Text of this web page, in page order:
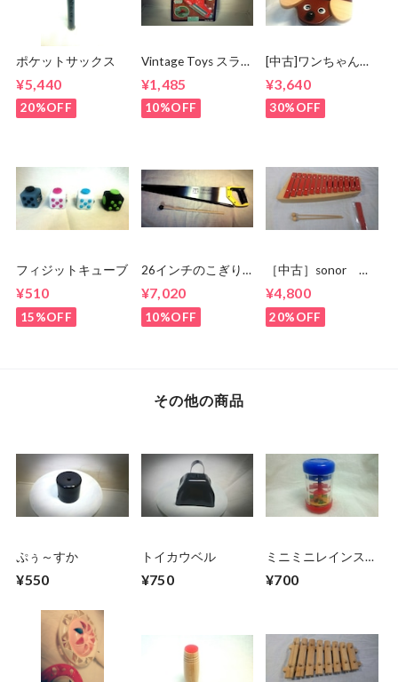
ポケットサックス
¥5,440
20%OFF
Vintage Toys スライ
¥1,485
10%OFF
[中古]ワンちゃんシ
¥3,640
30%OFF
フィジットキューブ
¥510
15%OFF
26インチのこぎり
¥7,020
10%OFF
［中古］sonor グ
NG11 箱 状態
良
¥4,800
20%OFF
その他の商品
ぷぅ～すか
¥550
トイカウベル
¥750
ミニミニレインステ
¥700